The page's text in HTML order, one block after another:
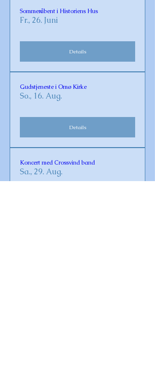
Sommeråbent i Historiens Hus
Fr., 26. Juni
Details
Gudstjeneste i Omø Kirke
So., 16. Aug.
Details
Koncert med Crossvind band
Sa., 29. Aug.